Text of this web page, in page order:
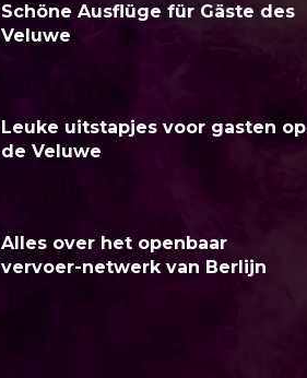
Schöne Ausflüge für Gäste des
Veluwe
Leuke uitstapjes voor gasten op
de Veluwe
Alles over het openbaar
vervoer-netwerk van Berlijn